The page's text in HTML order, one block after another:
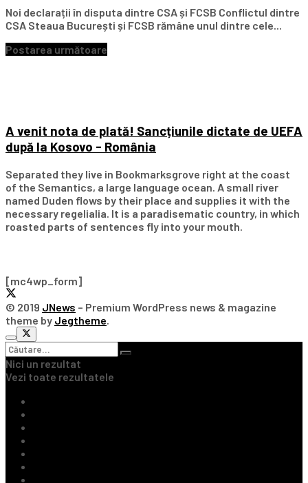
Noi declarații în disputa dintre CSA și FCSB Conflictul dintre
CSA Steaua București și FCSB rămâne unul dintre cele...
Postarea următoare
A venit nota de plată! Sancțiunile dictate de UEFA
după la Kosovo - România
Separated they live in Bookmarksgrove right at the coast
of the Semantics, a large language ocean. A small river
named Duden flows by their place and supplies it with the
necessary regelialia. It is a paradisematic country, in which
roasted parts of sentences fly into your mouth.
[mc4wp_form]
© 2019 JNews – Premium WordPress news & magazine
theme by Jegtheme.
Nici un rezultat
Vezi toate rezultatele